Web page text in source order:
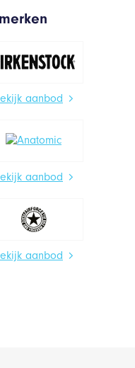
aanbod
aanbod
aanbod